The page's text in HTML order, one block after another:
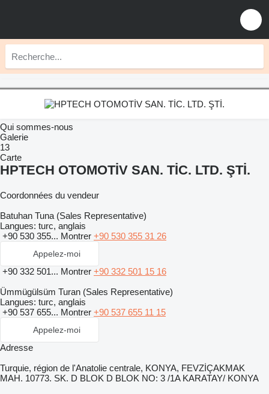
Qui sommes-nous
Galerie
13
Carte
HPTECH OTOMOTİV SAN. TİC. LTD. ŞTİ.
Coordonnées du vendeur
Batuhan Tuna (Sales Representative)
Langues: turc, anglais
+90 530 355... Montrer +90 530 355 31 26
Appelez-moi
+90 332 501... Montrer +90 332 501 15 16
Ümmügülsüm Turan (Sales Representative)
Langues: turc, anglais
+90 537 655... Montrer +90 537 655 11 15
Appelez-moi
Adresse
Turquie, région de l'Anatolie centrale, KONYA, FEVZİÇAKMAK
MAH. 10773. SK. D BLOK D BLOK NO: 3 /1A KARATAY/ KONYA